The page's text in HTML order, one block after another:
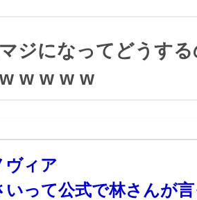
ジになってどうす
w w w w
ヴィア
って公式で林さんが